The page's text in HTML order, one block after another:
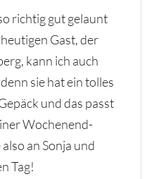
richtig gut gelaunt
Gast, der
kann ich auch
sie hat ein tolles
und das passt
Wochenend-
an Sonja und
Tag!